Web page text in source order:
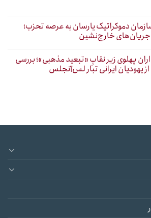
دموکراتیک یارسان به عرصه تحزب؛
جریان‌های خارج‌نشین
پهلوی زیر نقابِ «تبعید مذهبی»؛ بررسی
یهودیان ایرانی تبار لس‌آنجلس